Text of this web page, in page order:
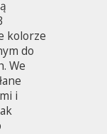
kolorze
do
We
i